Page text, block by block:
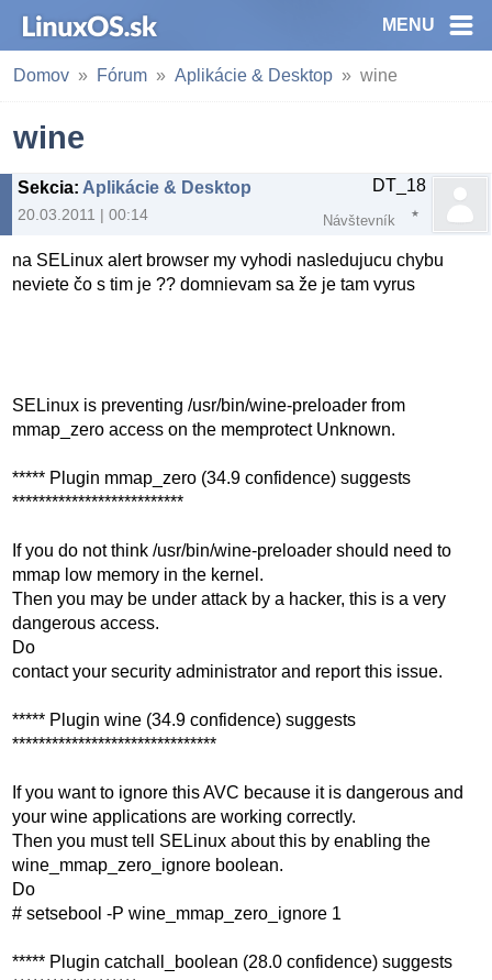
MENU
Domov Fórum Aplikácie & Desktop wine
wine
Sekcia: Aplikácie & Desktop
20.03.2011 | 00:14
DT_18
Návštevník
na SELinux alert browser my vyhodi nasledujucu chybu
neviete čo s tim je ?? domnievam sa že je tam vyrus
SELinux is preventing /usr/bin/wine-preloader from
mmap_zero access on the memprotect Unknown.
***** Plugin mmap_zero (34.9 confidence) suggests
**************************
If you do not think /usr/bin/wine-preloader should need to
mmap low memory in the kernel.
Then you may be under attack by a hacker, this is a very
dangerous access.
Do
contact your security administrator and report this issue.
***** Plugin wine (34.9 confidence) suggests
*******************************
If you want to ignore this AVC because it is dangerous and
your wine applications are working correctly.
Then you must tell SELinux about this by enabling the
wine_mmap_zero_ignore boolean.
Do
# setsebool -P wine_mmap_zero_ignore 1
***** Plugin catchall_boolean (28.0 confidence) suggests